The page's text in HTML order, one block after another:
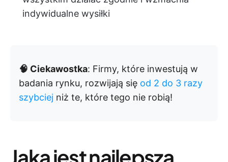
indywidualne wysiłki
🧠 Ciekawostka: Firmy, które inwestują w
badania rynku, rozwijają się od 2 do 3 razy
szybciej niż te, które tego nie robią!
Jaka jest najlepsza